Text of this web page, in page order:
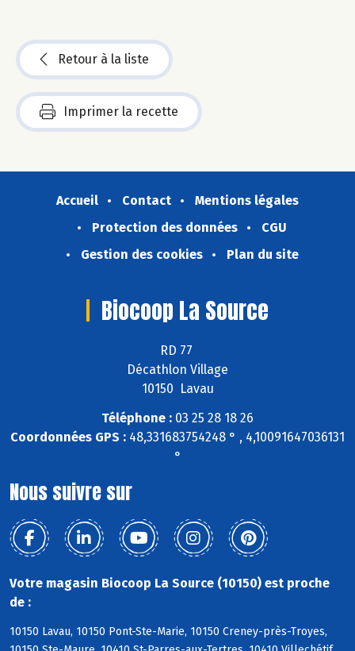
Retour à la liste
Imprimer la recette
Accueil Contact
Mentions légales
Protection des données
CGU
Gestion des cookies
Plan du site
Biocoop La Source
RD 77
Décathlon Village
10150 Lavau
Téléphone : 03 25 28 18 26
Coordonnées GPS : 48,331683754248 ° , 4,10091647036131
°
Nous suivre sur
Votre magasin Biocoop La Source (10150) est proche
de :
10150 Lavau, 10150 Pont-Ste-Marie, 10150 Creney-près-Troyes,